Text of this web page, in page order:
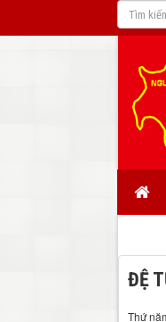
ĐỆ
Thứ